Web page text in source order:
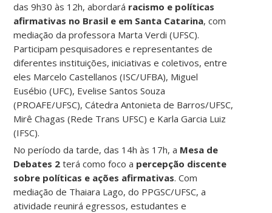
das 9h30 às 12h, abordará racismo e políticas
afirmativas no Brasil e em Santa Catarina, com
mediação da professora Marta Verdi (UFSC).
Participam pesquisadores e representantes de
diferentes instituições, iniciativas e coletivos, entre
eles Marcelo Castellanos (ISC/UFBA), Miguel
Eusébio (UFC), Evelise Santos Souza
(PROAFE/UFSC), Cátedra Antonieta de Barros/UFSC,
Mirê Chagas (Rede Trans UFSC) e Karla Garcia Luiz
(IFSC).
No período da tarde, das 14h às 17h, a Mesa de
Debates 2 terá como foco a percepção discente
sobre políticas e ações afirmativas. Com
mediação de Thaiara Lago, do PPGSC/UFSC, a
atividade reunirá egressos, estudantes e